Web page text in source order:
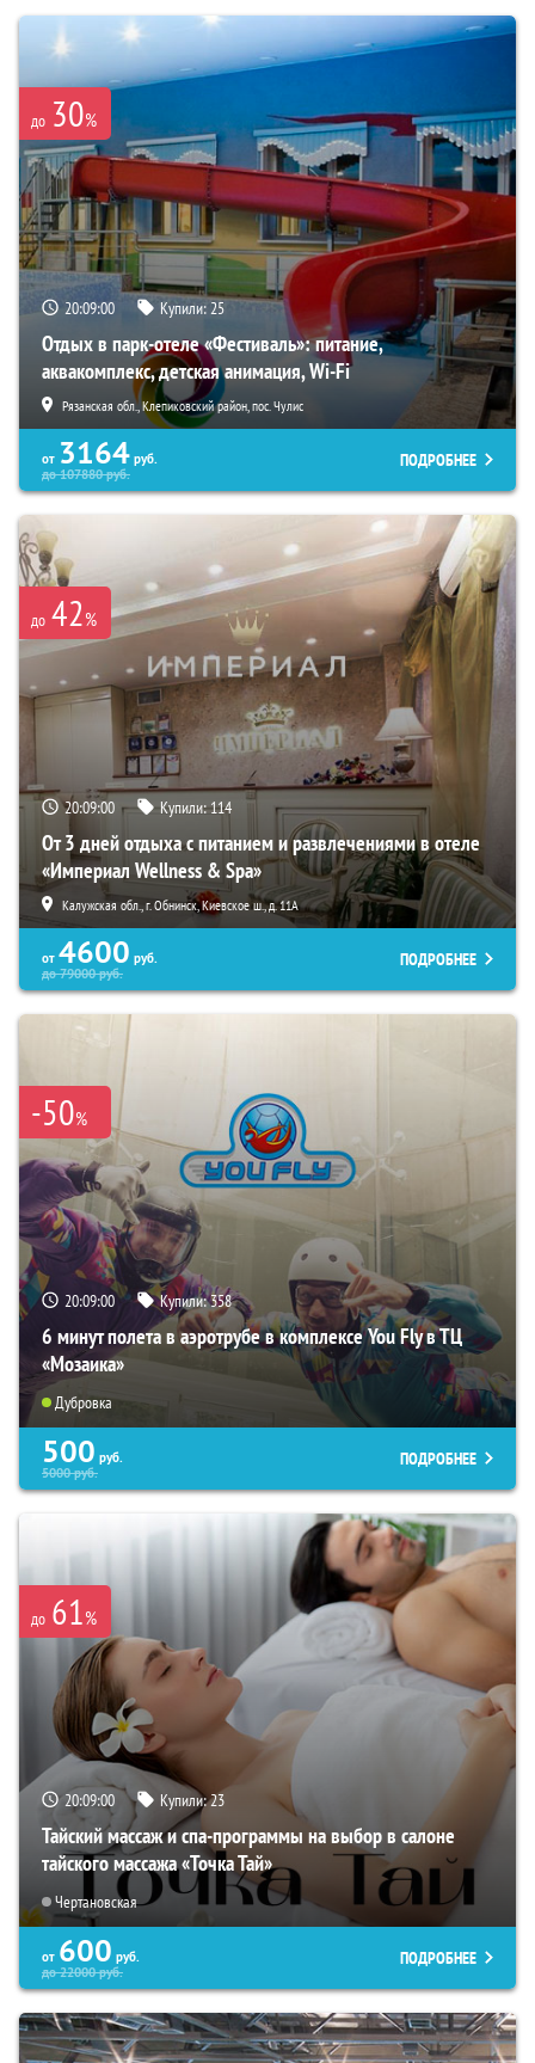
до 30%
20:08:59 Купили:25
Отдых в парк-отеле «Фестиваль»: питание,
аквакомплекс, детская анимация, Wi-Fi
Рязанская обл., Клепиковский район, пос. Чулис
от 3164 руб.
до107880руб.
ПОДРОБНЕЕ
до 42%
20:08:59 Купили:114
От 3 дней отдыха с питанием и развлечениями в отеле
«Империал Wellness & Spa»
Калужская обл., г. Обнинск, Киевское ш., д. 11А
от 4600 руб.
до79000руб.
ПОДРОБНЕЕ
-50%
20:08:59 Купили:358
6 минут полета в аэротрубе в комплексе You Fly в ТЦ
«Мозаика»
Дубровка
500 руб.
5000руб.
ПОДРОБНЕЕ
до 61%
20:08:59 Купили:23
Тайский массаж и спа-программы на выбор в салоне
тайского массажа «Точка Тай»
Чертановская
от 600 руб.
до22000руб.
ПОДРОБНЕЕ